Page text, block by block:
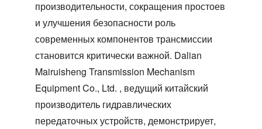
производительности, сокращения простоев
и улучшения безопасности роль
современных компонентов трансмиссии
становится критически важной. Dalian
Mairuisheng Transmission Mechanism
Equipment Co., Ltd. , ведущий китайский
производитель гидравлических
передаточных устройств, демонстрирует,